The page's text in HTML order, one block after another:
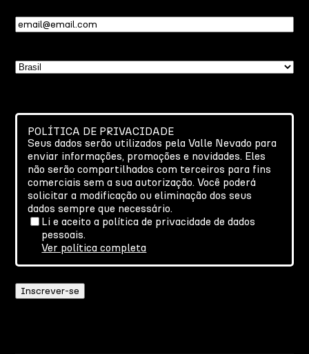
Email(obrigatório)
País
POLÍTICA DE PRIVACIDADE
Seus dados serão utilizados pela Valle Nevado para
enviar informações, promoções e novidades. Eles
não serão compartilhados com terceiros para fins
comerciais sem a sua autorização. Você poderá
solicitar a modificação ou eliminação dos seus
dados sempre que necessário.
Li e aceito a política de privacidade de dados
pessoais.
Ver política completa